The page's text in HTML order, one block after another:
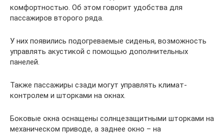
комфортностью. Об этом говорит удобства для
пассажиров второго ряда.
У них появились подогреваемые сиденья, возможность
управлять акустикой с помощью дополнительных
панелей.
Также пассажиры сзади могут управлять климат-
контролем и шторками на окнах.
Боковые окна оснащены солнцезащитными шторками на
механическом приводе, а заднее окно – на